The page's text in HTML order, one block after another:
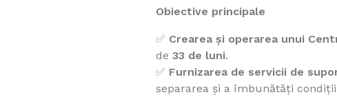
Obiective principale
✅ Crearea și operarea unui
de33 de luni.
✅ Furnizarea de servicii de
separarea și a îmbunătăți